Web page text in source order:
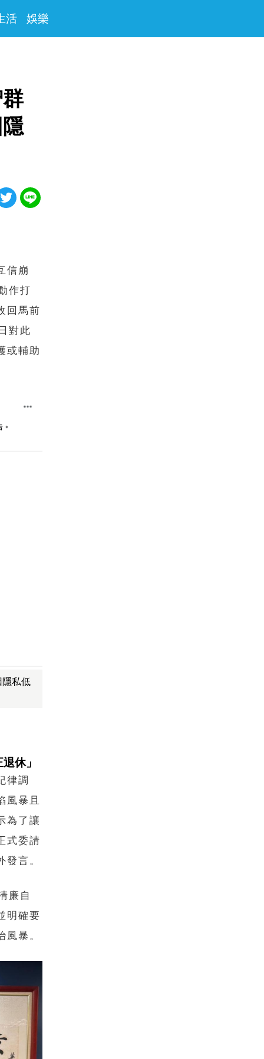
活 娛樂
信崩
作打
回馬前
對此
或輔助
私低
休」
律調
風暴且
為了讓
式委請
言。
廉自
明確要
暴。